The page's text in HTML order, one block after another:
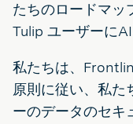
たちのロードマッ
Tulip ユーザーにAI
私たちは、
原則に従い、私た
ーのデータのセキ